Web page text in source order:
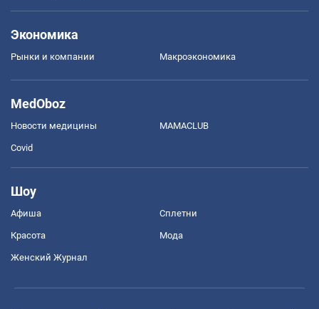
Экономика
Рынки и компании Mакроэкономика
MedOboz
Новости медицины MAMACLUB
Covid
Шоу
Афиша Сплетни
Красота Мода
Женский Журнал